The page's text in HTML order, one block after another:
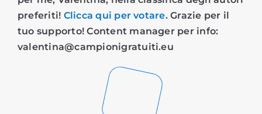
preferiti! Clicca qui per votare. Grazie per il
tuo supporto! Content manager per info:
valentina@campionigratuiti.eu